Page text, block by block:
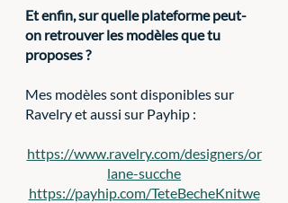
Et enfin, sur quelle plateforme peut-
on retrouver les modèles que tu
proposes ?
Mes modèles sont disponibles sur
Ravelry et aussi sur Payhip :
https://www.ravelry.com/designers/or
lane-sucche
https://payhip.com/TeteBecheKnitwe